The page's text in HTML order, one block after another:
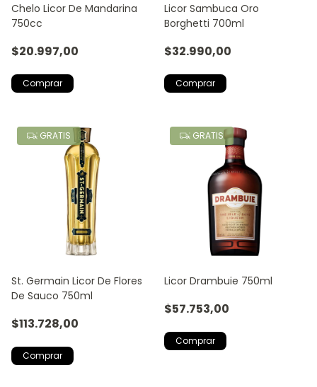
Chelo Licor De Mandarina
750cc
$20.997,00
Licor Sambuca Oro
Borghetti 700ml
$32.990,00
GRATIS
St. Germain Licor De Flores
De Sauco 750ml
$113.728,00
GRATIS
Licor Drambuie 750ml
$57.753,00